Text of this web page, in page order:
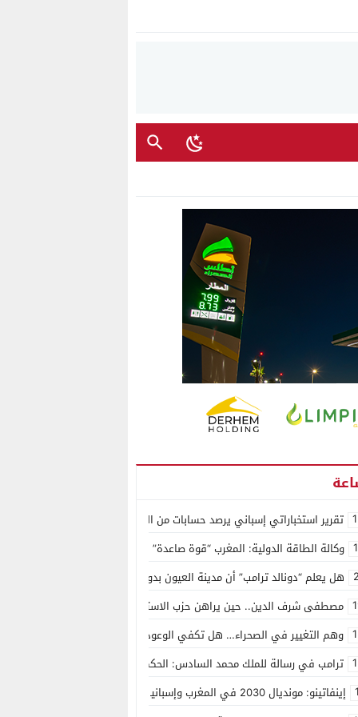
تقرير استخباراتي إسباني يرصد حسابات من الجزائر وأرقاما بـ”213+” ضمن حملة رقمية منظمة حرّضت على اقتحام سبتة
وكالة الطاقة الدولية: المغرب “قوة صاعدة” في سوق المعادن الاستراتيجية
هل يعلم “دونالد ترامب” أن مدينة العيون بدون ماء؟
مصطفى شرف الدين.. حين يراهن حزب الاستقلال على الكفاءة ويمنح الشباب
وهم التغيير في الصحراء… هل تكفي الوعود الفارغة لصناعة الواقع؟
ترامب في رسالة للملك محمد السادس: الحكم الذاتي هو الأساس الوحيد لحل
إينفاتينو: مونديال 2030 في المغرب وإسبانيا والبرتغال سيكون “الأجمل في التاريخ”